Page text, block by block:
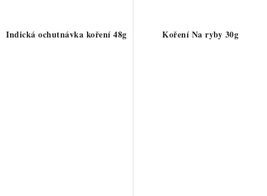
Indická ochutnávka koření 48g Koření Na ryby 30g